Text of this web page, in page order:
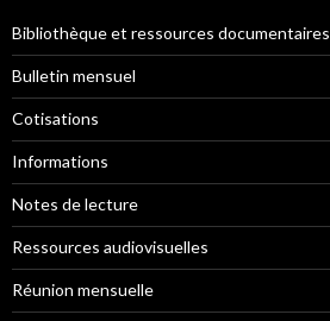
Bibliothèque et ressources documentaires
Bulletin mensuel
Cotisations
Informations
Notes de lecture
Ressources audiovisuelles
Réunion mensuelle